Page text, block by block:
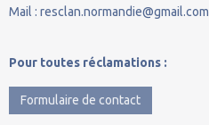
Mail : resclan.normandie@gmail.com
Pour toutes réclamations :
Formulaire de contact